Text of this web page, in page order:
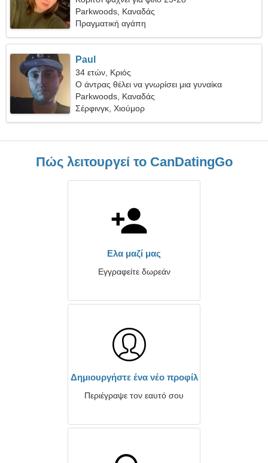
Parkwoods, Καναδάς
Πραγματική αγάπη
Paul
34 ετών, Κριός
Ο άντρας θέλει να γνωρίσει μια γυναίκα
Parkwoods, Καναδάς
Σέρφινγκ, Χιούμορ
Πώς λειτουργεί το CanDatingGo
Ελα μαζί μας
Εγγραφείτε δωρεάν
Δημιουργήστε ένα νέο προφίλ
Περιέγραψε τον εαυτό σου